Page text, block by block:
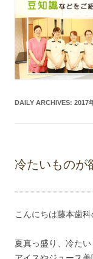
DAILY ARCHIVES: 2017
冷たいものが
こんにちは藤本歯
夏真っ盛り、冷た